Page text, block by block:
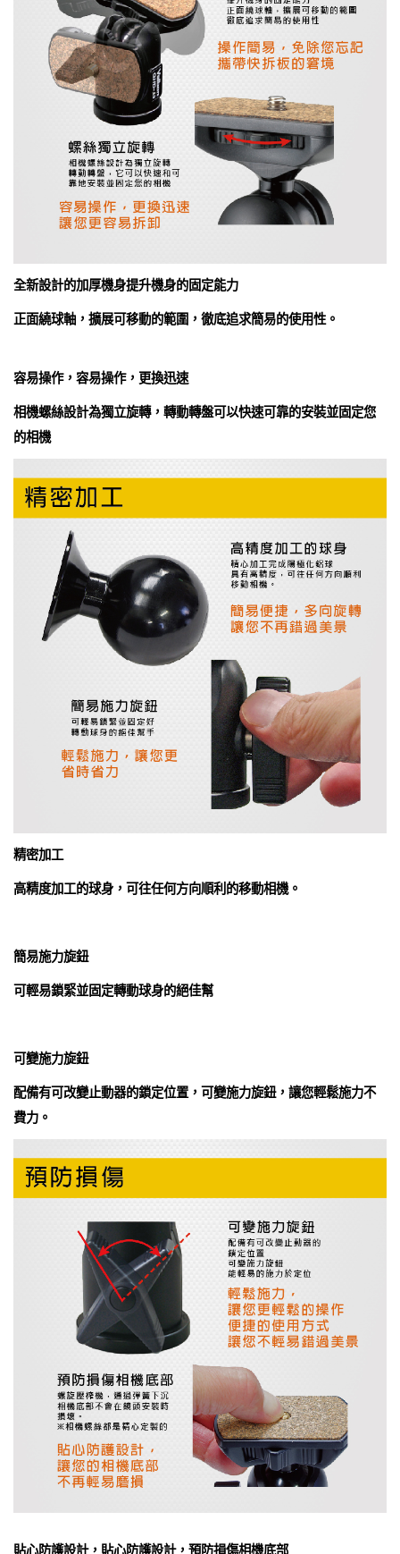
全新設計的加厚機身提升機身的固定能力
正面繞球軸，擴展可移動的範圍，徹底追求簡易的使用性。
容易操作，容易操作，更換迅速
相機螺絲設計為獨立旋轉，轉動轉盤可以快速可靠的安裝並固定您
的相機
精密加工
高精度加工的球身，可往任何方向順利的移動相機。
簡易施力旋鈕
可輕易鎖緊並固定轉動球身的絕佳幫
可變施力旋鈕
配備有可改變止動器的鎖定位置，可變施力旋鈕，讓您輕鬆施力不
費力。
貼心防護設計，貼心防護設計，預防損傷相機底部